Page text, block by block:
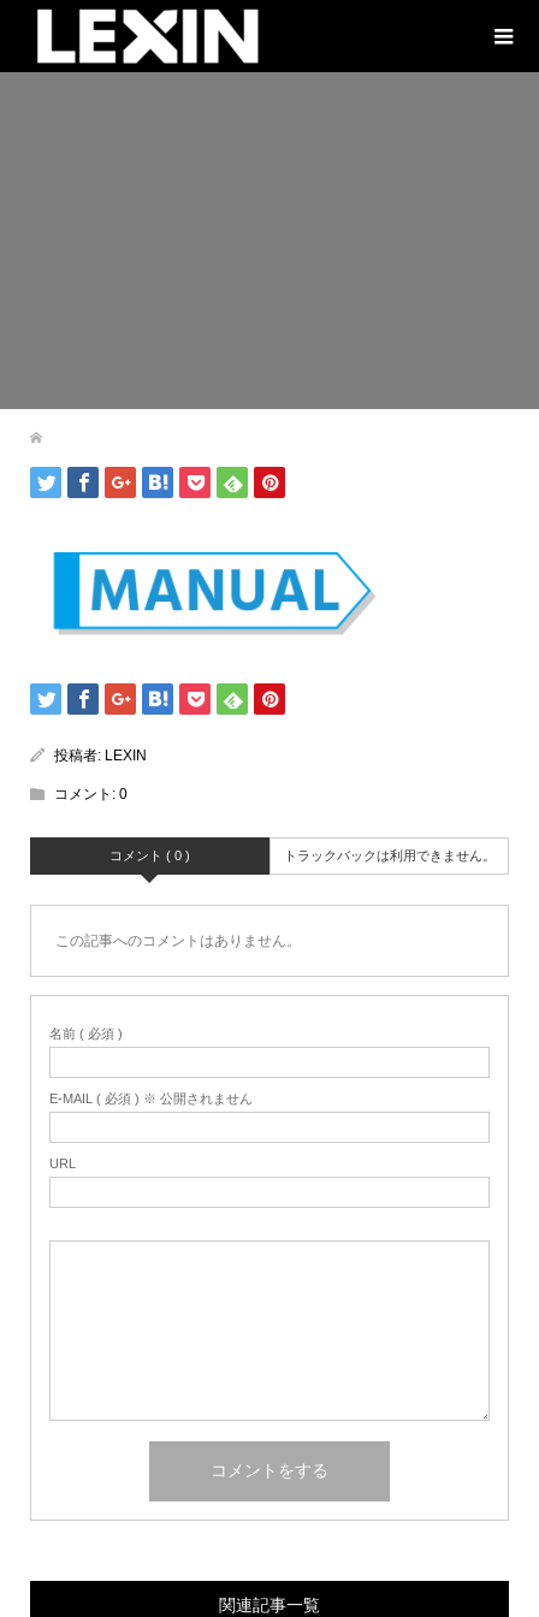
投稿者: LEXIN
コメント: 0
コメント ( 0 ) トラックバックは利用できません。
この記事へのコメントはありません。
名前 ( 必須 )
E-MAIL ( 必須 ) ※ 公開されません
URL
関連記事一覧